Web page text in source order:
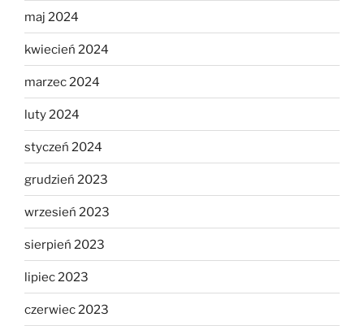
maj 2024
kwiecień 2024
marzec 2024
luty 2024
styczeń 2024
grudzień 2023
wrzesień 2023
sierpień 2023
lipiec 2023
czerwiec 2023